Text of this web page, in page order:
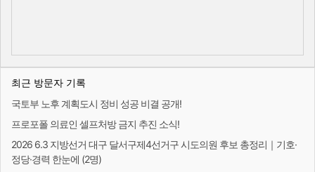
최근 방문자 기록
국토부 노후 계획도시 정비 성공 비결 공개!
프로포폴 의료인 셀프처방 금지 추진 소식!
2026 6.3 지방선거 대구 달서구제4선거구 시도의원 후보 총정리｜기호·
정당·경력 한눈에 (2명)